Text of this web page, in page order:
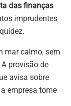
das finanças
imprudentes
mar calmo, sem
provisão de
avisa sobre
empresa tome